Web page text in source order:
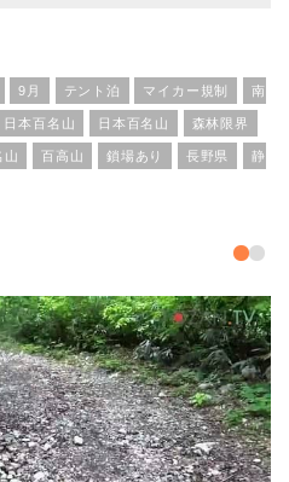
9月 テント泊 マイカー規制 南
日本百名山 日本百名山 森林限界
山 百高山 鎖場あり 長野県 静